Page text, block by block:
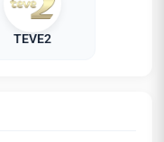
TEVE2